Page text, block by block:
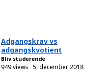
Adgangskrav vs
adgangskvotient
Bliv studerende
949 views 5. december 2018